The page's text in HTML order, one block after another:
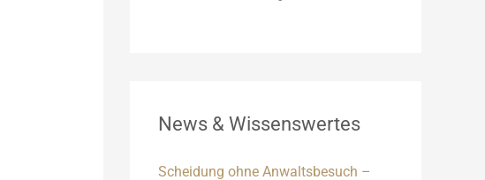
News & Wissenswertes
Scheidung ohne Anwaltsbesuch –